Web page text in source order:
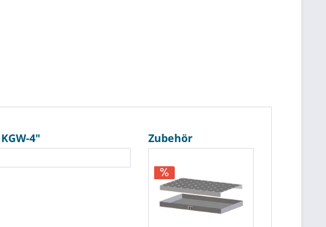
4" Zubehör